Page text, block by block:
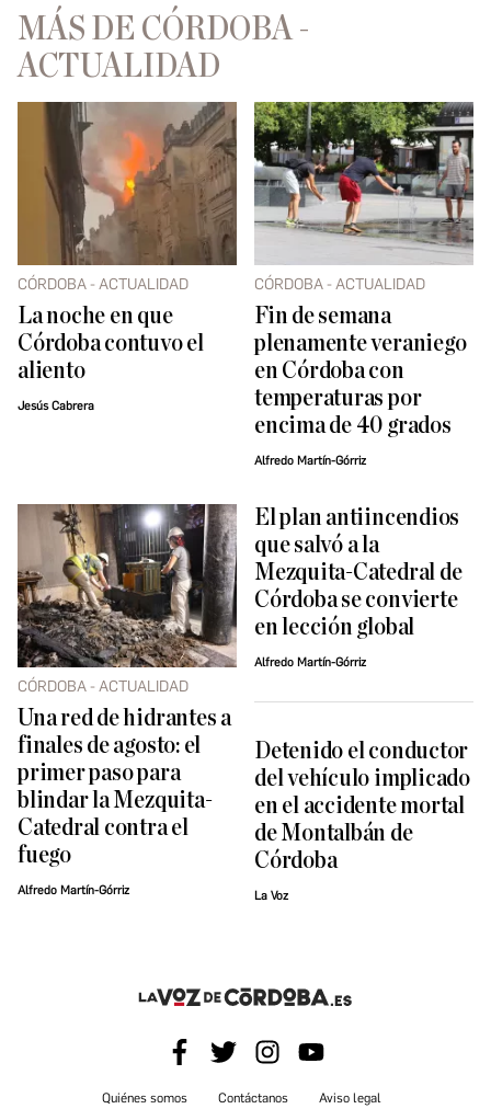
MÁS DE CÓRDOBA -
ACTUALIDAD
CÓRDOBA - ACTUALIDAD
La noche en que
Córdoba contuvo el
aliento
Jesús Cabrera
CÓRDOBA - ACTUALIDAD
Fin de semana
plenamente veraniego
en Córdoba con
temperaturas por
encima de 40 grados
Alfredo Martín-Górriz
CÓRDOBA - ACTUALIDAD
Una red de hidrantes a
finales de agosto: el
primer paso para
blindar la Mezquita-
Catedral contra el
fuego
Alfredo Martín-Górriz
El plan antiincendios
que salvó a la
Mezquita-Catedral de
Córdoba se convierte
en lección global
Alfredo Martín-Górriz
Detenido el conductor
del vehículo implicado
en el accidente mortal
de Montalbán de
Córdoba
La Voz
Quiénes somos Contáctanos Aviso legal